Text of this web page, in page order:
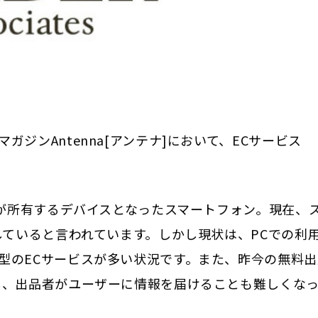
ガジンAntenna[アンテナ]において、ECサービス
有するデバイスとなったスマートフォン。現在、
いると言われています。しかし現状は、PCでの利
ECサービスが多い状況です。また、昨今の無料
出品者がユーザーに情報を届けることも難しくな